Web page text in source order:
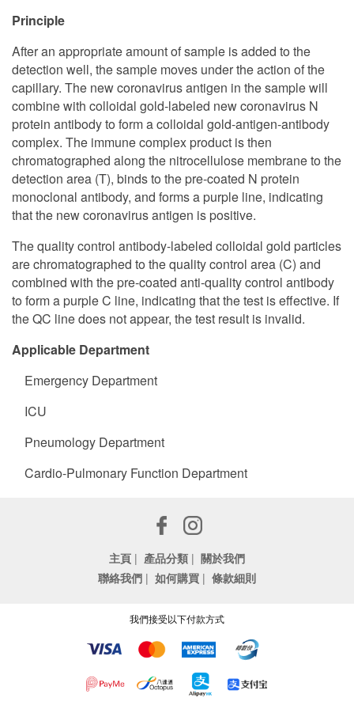
Principle
After an appropriate amount of sample is added to the
detection well, the sample moves under the action of the
capillary. The new coronavirus antigen in the sample will
combine with colloidal gold-labeled new coronavirus N
protein antibody to form a colloidal gold-antigen-antibody
complex. The immune complex product is then
chromatographed along the nitrocellulose membrane to the
detection area (T), binds to the pre-coated N protein
monoclonal antibody, and forms a purple line, indicating
that the new coronavirus antigen is positive.
The quality control antibody-labeled colloidal gold particles
are chromatographed to the quality control area (C) and
combined with the pre-coated anti-quality control antibody
to form a purple C line, indicating that the test is effective. If
the QC line does not appear, the test result is invalid.
Applicable Department
Emergency Department
ICU
Pneumology Department
Cardio-Pulmonary Function Department
主頁 | 產品分類 | 關於我們
聯絡我們 | 如何購買 | 條款細則
我們接受以下付款方式